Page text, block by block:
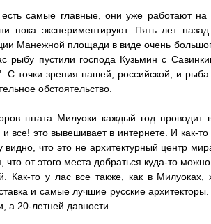
есть самые главные, они уже работают на
пока экспериментируют. Пять лет
Манежной площади в виде очень
рыбу пустили господа Кузьмин с
С точки зрения нашей, российской, и
обстоятельство.
штата Милуоки каждый год проводит
все! это вывешивает в интернете. И как-
видно, что это не архитектурный центр
что от этого места добраться куда-то
Как-то у лас все также, как в Милуоках,
и самые лучшие русские
а 20-летней давности.